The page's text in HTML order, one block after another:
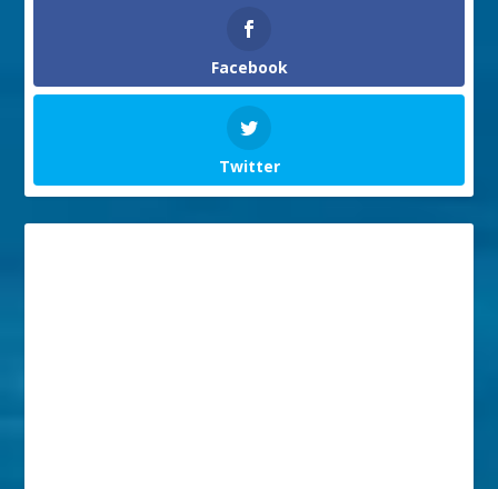
Facebook
Twitter